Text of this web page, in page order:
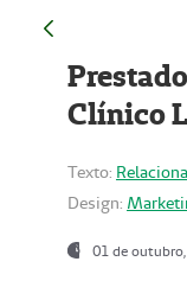
Clínico
Texto:
Design:
01 de